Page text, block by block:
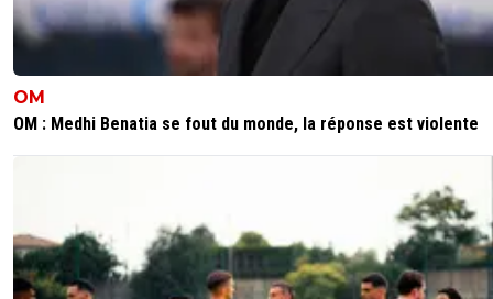
OM
OM : Medhi Benatia se fout du monde, la réponse est violente